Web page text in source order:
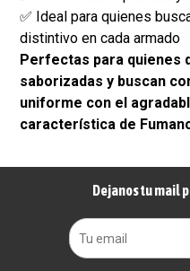
✅ Ideal para quienes
distintivo en cada armado
Perfectas para quienes
saborizadas y buscan
uniforme con el
característica de
Dejanos tu mail